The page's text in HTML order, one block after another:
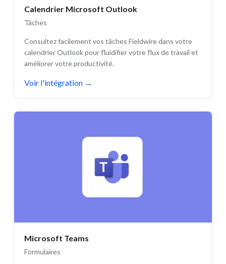
Calendrier Microsoft Outlook
Tâches
Consultez facilement vos tâches Fieldwire dans votre
calendrier Outlook pour fluidifier votre flux de travail et
améliorer votre productivité.
Voir l'intégration →
Microsoft Teams
Formulaires